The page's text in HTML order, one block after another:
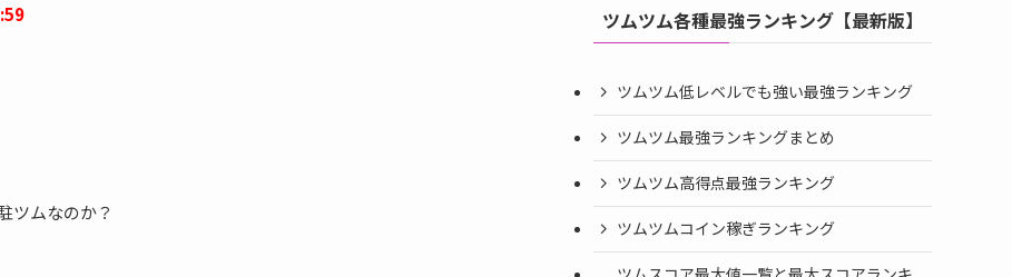
ツムなのか？
ツムツム各種最強ランキング【最新版】
ツムツム低レベルでも強い最強ランキング
ツムツム最強ランキングまとめ
ツムツム高得点最強ランキング
ツムツムコイン稼ぎランキング